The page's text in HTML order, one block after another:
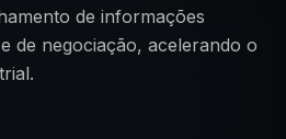
de informações
de negociação, acelerando o